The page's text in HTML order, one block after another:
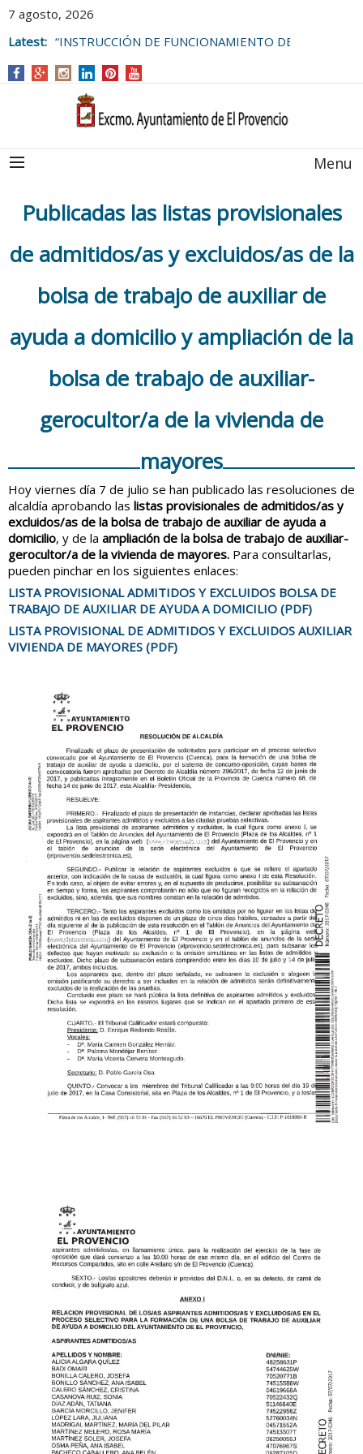
7 agosto, 2026
Latest: “INSTRUCCIÓN DE FUNCIONAMIENTO DE
AYUNTAMIENTO DE EL PROVENCIO
Menu
Publicadas las listas provisionales
de admitidos/as y excluidos/as de la
bolsa de trabajo de auxiliar de
ayuda a domicilio y ampliación de la
bolsa de trabajo de auxiliar-
gerocultor/a de la vivienda de
mayores
Hoy viernes día 7 de julio se han publicado las resoluciones de
alcaldía aprobando las listas provisionales de admitidos/as y
excluidos/as de la bolsa de trabajo de auxiliar de ayuda a
domicilio, y de la ampliación de la bolsa de trabajo de auxiliar-
gerocultor/a de la vivienda de mayores. Para consultarlas,
pueden pinchar en los siguientes enlaces:
LISTA PROVISIONAL ADMITIDOS Y EXCLUIDOS BOLSA DE
TRABAJO DE AUXILIAR DE AYUDA A DOMICILIO (PDF)
LISTA PROVISIONAL DE ADMITIDOS Y EXCLUIDOS AUXILIAR
VIVIENDA DE MAYORES (PDF)